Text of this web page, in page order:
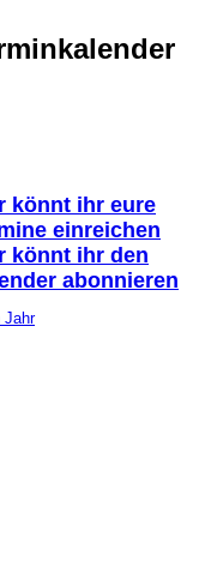
könnt ihr eure
einreichen
könnt ihr den
abonnieren
Jahr